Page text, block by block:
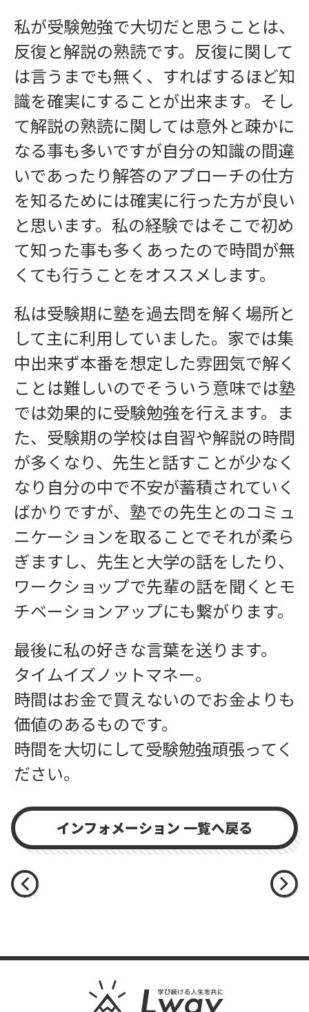
私が受験勉強で大切だと思うことは、
反復と解説の熟読です。反復に関して
は言うまでも無く、すればするほど知
識を確実にすることが出来ます。そし
て解説の熟読に関しては意外と疎かに
なる事も多いですが自分の知識の間違
いであったり解答のアプローチの仕方
を知るためには確実に行った方が良い
と思います。私の経験ではそこで初め
て知った事も多くあったので時間が無
くても行うことをオススメします。
私は受験期に塾を過去問を解く場所と
して主に利用していました。家では集
中出来ず本番を想定した雰囲気で解く
ことは難しいのでそういう意味では塾
では効果的に受験勉強を行えます。ま
た、受験期の学校は自習や解説の時間
が多くなり、先生と話すことが少なく
なり自分の中で不安が蓄積されていく
ばかりですが、塾での先生とのコミュ
ニケーションを取ることでそれが柔ら
ぎますし、先生と大学の話をしたり、
ワークショップで先輩の話を聞くとモ
チベーションアップにも繋がります。
最後に私の好きな言葉を送ります。
タイムイズノットマネー。
時間はお金で買えないのでお金よりも
価値のあるものです。
時間を大切にして受験勉強頑張ってく
ださい。
インフォメーション 一覧へ戻る